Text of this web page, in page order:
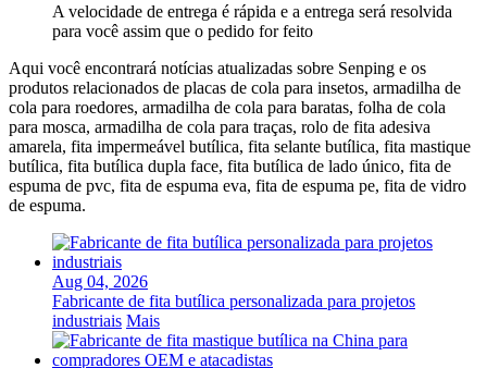
A velocidade de entrega é rápida e a entrega será resolvida
para você assim que o pedido for feito
Aqui você encontrará notícias atualizadas sobre Senping e os
produtos relacionados de placas de cola para insetos, armadilha de
cola para roedores, armadilha de cola para baratas, folha de cola
para mosca, armadilha de cola para traças, rolo de fita adesiva
amarela, fita impermeável butílica, fita selante butílica, fita mastique
butílica, fita butílica dupla face, fita butílica de lado único, fita de
espuma de pvc, fita de espuma eva, fita de espuma pe, fita de vidro
de espuma.
Aug 04, 2026
Fabricante de fita butílica personalizada para projetos
industriais Mais